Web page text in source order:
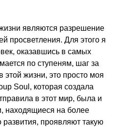
являются разрешение
просветления. Для этого я
оказавшись в самых
по ступеням, шаг за
жизни, это просто моя
Soul, которая создала
в этот мир, была и
находящиеся на более
развития, проявляют такую